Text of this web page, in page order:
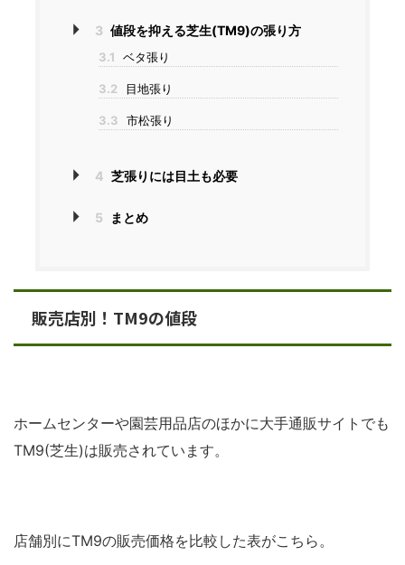
3 値段を抑える芝生(TM9)の張り方
3.1 ベタ張り
3.2 目地張り
3.3 市松張り
4 芝張りには目土も必要
5 まとめ
販売店別！TM9の値段
ホームセンターや園芸用品店のほかに大手通販サイトでも
TM9(芝生)は販売されています。
店舗別にTM9の販売価格を比較した表がこちら。